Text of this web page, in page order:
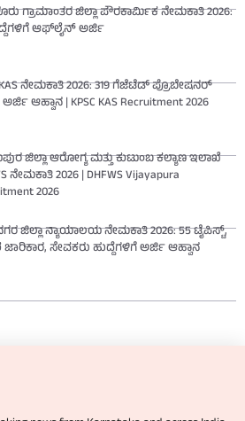
ಗ್ರಾಮಾಂತರ ಜಿಲ್ಲಾ ಪೌರಕಾರ್ಮಿಕ ನೇಮಕಾತಿ 2026:
ಆಫ್‌ಲೈನ್ ಅರ್ಜಿ
KAS ನೇಮಕಾತಿ 2026: 319 ಗೆಜೆಟೆಡ್ ಪ್ರೊಬೇಷನರ್
ಅರ್ಜಿ ಆಹ್ವಾನ | KPSC KAS Recruitment 2026
ಜಿಲ್ಲಾ ಆರೋಗ್ಯ ಮತ್ತು ಕುಟುಂಬ ಕಲ್ಯಾಣ ಇಲಾಖೆ
ನೇಮಕಾತಿ 2026 | DHFWS Vijayapura
2026
ಜಿಲ್ಲಾ ನ್ಯಾಯಾಲಯ ನೇಮಕಾತಿ 2026: 55 ಟೈಪಿಸ್ಟ್,
ಸೇವಕರು ಹುದ್ದೆಗಳಿಗೆ ಅರ್ಜಿ ಆಹ್ವಾನ